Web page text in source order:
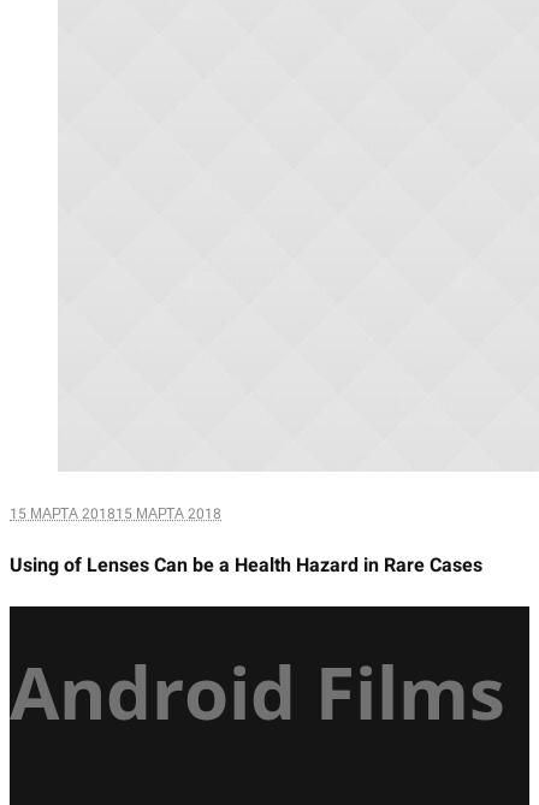
15 МАРТА 201815 МАРТА 2018
Using of Lenses Can be a Health Hazard in Rare Cases
Android Films